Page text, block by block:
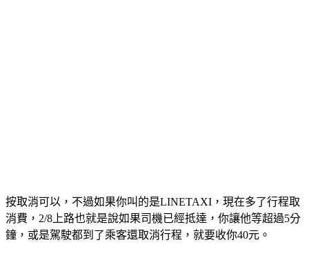
按取消可以，不過如果你叫的是LINETAXI，現在多了行程取
消費，2/8上路也就是說如果司機已經抵達，你讓他等超過5分